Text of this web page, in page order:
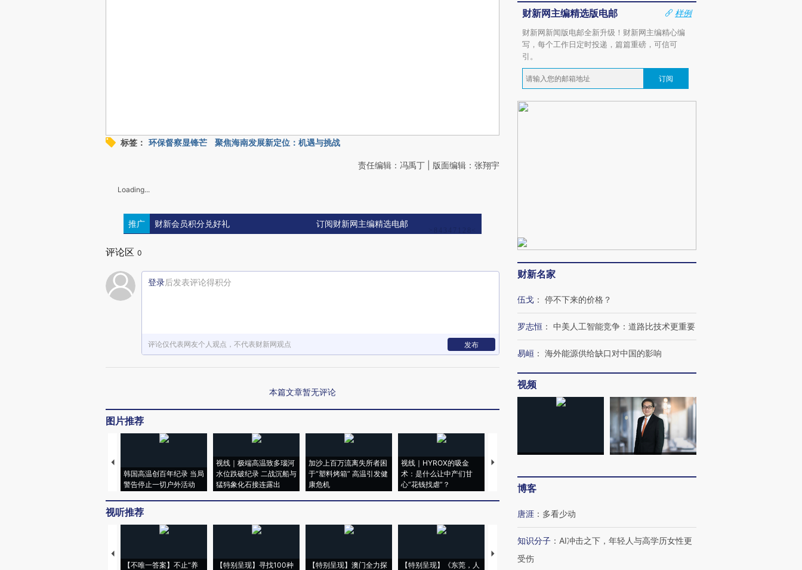
标签： 环保督察显锋芒 聚焦海南发展新定位：机遇与挑战
责任编辑：冯禹丁 | 版面编辑：张翔宇
Loading...
推广 财新会员积分兑好礼 订阅财新网主编精选电邮
评论区 0
登录后发表评论得积分
评论仅代表网友个人观点，不代表财新网观点 发布
本篇文章暂无评论
图片推荐
韩国高温创百年纪录 当局
警告停止一切户外活动
视线｜极端高温致多瑙河
水位跌破纪录 二战沉船与
猛犸象化石接连露出
加沙上百万流离失所者困
于“塑料烤箱” 高温引发健
康危机
视线｜HYROX的吸金
术：是什么让中产们甘
心“花钱找虐”？
马航飞行员跨国走私7万
视听推荐
【不唯一答案】不止“养
【特别呈现】寻找100种
【特别呈现】澳门全力探
【特别呈现】《东莞，人
【推广】走进第四届链博
会，让数智科技“链”接产
财新网主编精选版电邮
样例
财新网新闻版电邮全新升级！财新网主编精心编
写，每个工作日定时投递，篇篇重磅，可信可
引。
订阅
财新名家
伍戈 ： 停不下来的价格？
罗志恒 ： 中美人工智能竞争：道路比技术更重要
易峘 ： 海外能源供给缺口对中国的影响
视频
博客
唐涯 ： 多看少动
知识分子 ： AI冲击之下，年轻人与高学历女性更
受伤